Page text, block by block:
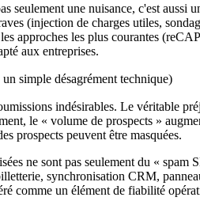
seulement une nuisance, c'est
(injection de charges utiles,
approches les plus courantes
aux entreprises.
simple désagrément technique)
indésirables. Le véritable
le « volume de prospects »
prospects peuvent être masquées.
ne sont pas seulement du «
synchronisation CRM,
comme un élément de fiabilité